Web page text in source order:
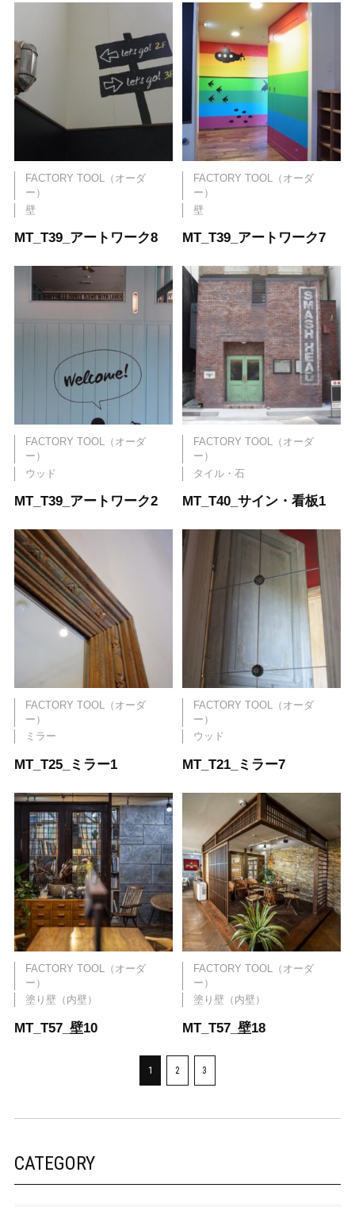
FACTORY TOOL（オーダ
ー）
壁
MT_T39_アートワーク8
FACTORY TOOL（オーダ
ー）
壁
MT_T39_アートワーク7
FACTORY TOOL（オーダ
ー）
ウッド
MT_T39_アートワーク2
FACTORY TOOL（オーダ
ー）
タイル・石
MT_T40_サイン・看板1
FACTORY TOOL（オーダ
ー）
ミラー
MT_T25_ミラー1
FACTORY TOOL（オーダ
ー）
ウッド
MT_T21_ミラー7
FACTORY TOOL（オーダ
ー）
塗り壁（内壁）
MT_T57_壁10
FACTORY TOOL（オーダ
ー）
塗り壁（内壁）
MT_T57_壁18
1 2 3
CATEGORY